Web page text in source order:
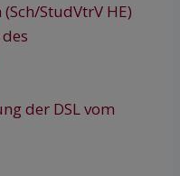
StudVtrV HE)
der DSL vom